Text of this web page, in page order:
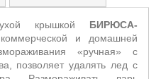
крышкой БИРЮСА-
и домашней
«ручная» с
позволяет удалять лед с